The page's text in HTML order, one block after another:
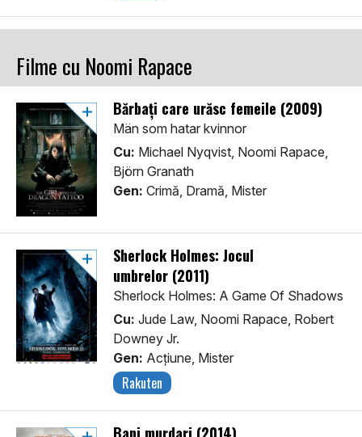
Filme cu Noomi Rapace
Bărbați care urăsc femeile (2009)
Män som hatar kvinnor
Cu: Michael Nyqvist, Noomi Rapace,
Björn Granath
Gen: Crimă, Dramă, Mister
Sherlock Holmes: Jocul
umbrelor (2011)
Sherlock Holmes: A Game Of Shadows
Cu: Jude Law, Noomi Rapace, Robert
Downey Jr.
Gen: Acţiune, Mister
Rakuten